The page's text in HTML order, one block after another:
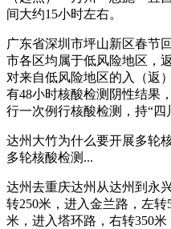
间大约15小时左右。
广东省深圳市坪山新区春节
市各区均属于低风险地区，
对来自低风险地区的入（返
有48小时核酸检测阴性结果
行一次例行核酸检测，持“四
达州大竹为什么要开展多轮
多轮核酸检测...
达州去重庆达州从达州到永
转250米，进入金兰路，左
米，进入塔环路，右转350